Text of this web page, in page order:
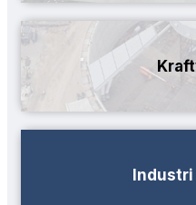
Industri